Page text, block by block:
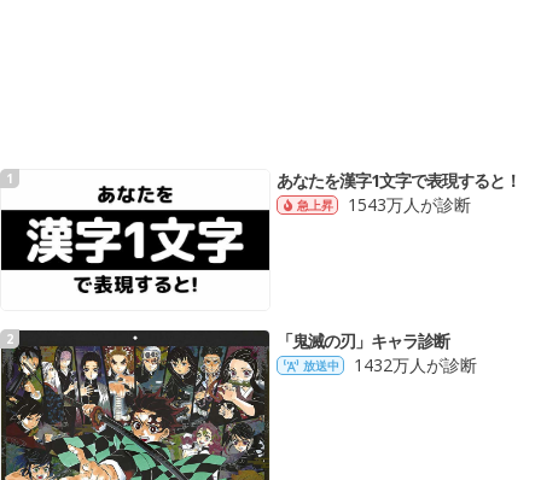
1 あなたを漢字1文字で表現すると！
急上昇 1543万人が診断
2 「鬼滅の刃」キャラ診断
放送中 1432万人が診断